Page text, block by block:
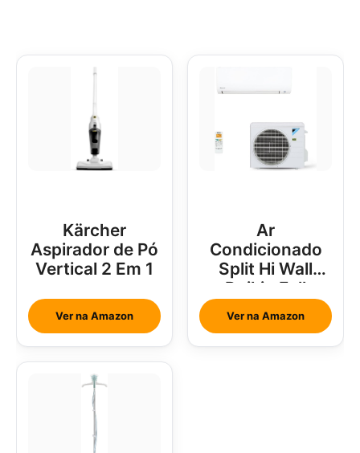
Kärcher
Aspirador de Pó
Vertical 2 Em 1
Ver na Amazon
Ar
Condicionado
Split Hi Wall
Daikin Full
Inverter 18000
Btus
Ver na Amazon